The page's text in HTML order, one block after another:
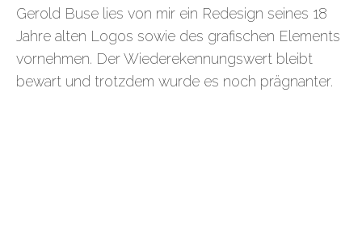
Gerold Buse lies von mir ein Redesign seines 18
Jahre alten Logos sowie des grafischen Elements
vornehmen. Der Wiederekennungswert bleibt
bewart und trotzdem wurde es noch prägnanter.